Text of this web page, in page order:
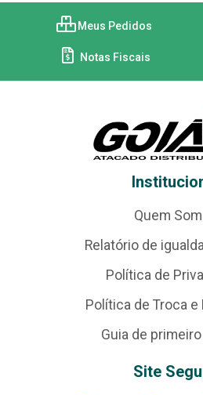
Meus Pedidos
Notas Fiscais
Quem
Relatório de
Política de
Política de Troca e
Guia de
Site